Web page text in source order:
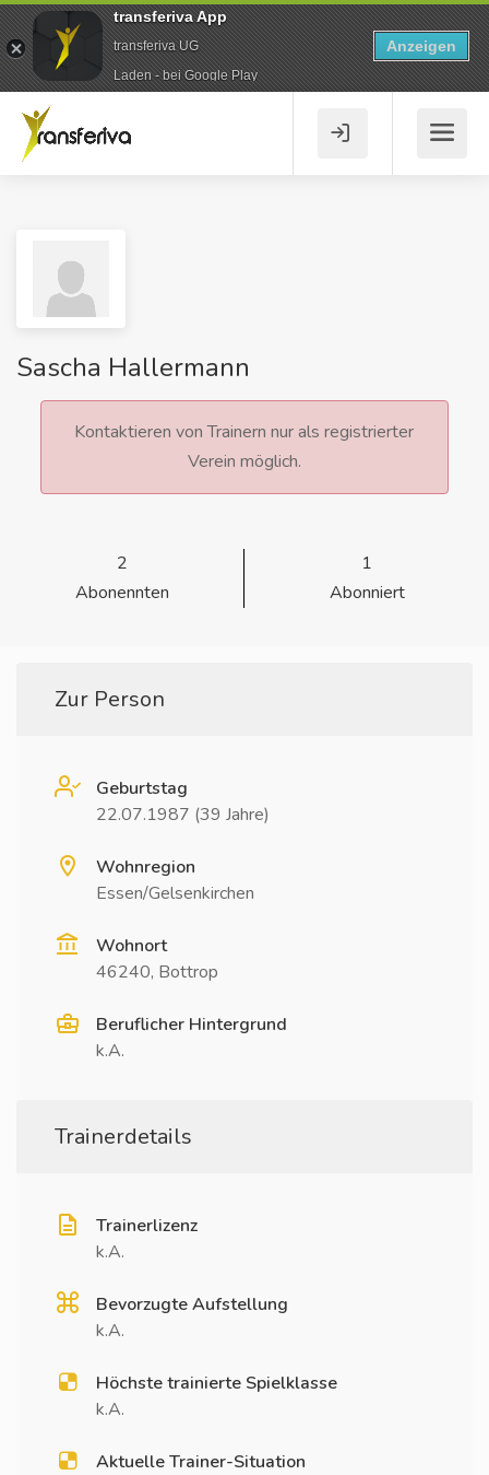
Sascha Hallermann
Kontaktieren von Trainern nur als registrierter
Verein möglich.
2
Abonennten
1
Abonniert
Zur Person
Geburtstag
22.07.1987 (39 Jahre)
Wohnregion
Essen/Gelsenkirchen
Wohnort
46240, Bottrop
Beruflicher Hintergrund
k.A.
Trainerdetails
Trainerlizenz
k.A.
Bevorzugte Aufstellung
k.A.
Höchste trainierte Spielklasse
k.A.
Aktuelle Trainer-Situation
transferiva App
transferiva UG
Laden - bei Google Play
Anzeigen